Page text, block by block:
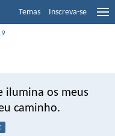
Temas Inscreva-se
ilumina os meus
caminho.